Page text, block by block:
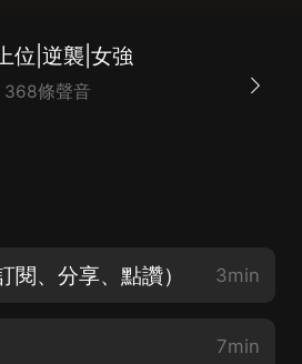
位|逆襲|女強
368條聲音
閱、分享、點讚） 3min
7min